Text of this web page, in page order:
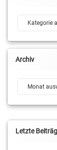
Kategorien
Archiv
Archiv
Letzte